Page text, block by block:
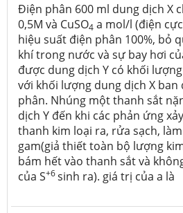
Điện phân 600 ml dung dịch X
0,5M và CuSO4 a mol/l (điện
hiệu suất điện phân 100%, bỏ
khí trong nước và sự bay hơi
được dung dịch Y có khối
với khối lượng dung dịch X
phân. Nhúng một thanh sắt
dịch Y đến khi các phản ứng
thanh kim loại ra, rửa sạch,
gam(giả thiết toàn bộ lượng
bám hết vào thanh sắt và
của S+6sinh ra). giá trị của a là